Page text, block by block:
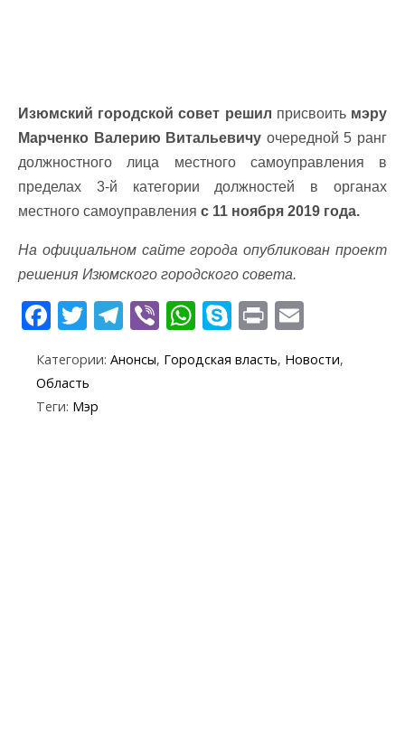
Изюмский городской совет решил присвоить мэру
Марченко Валерию Витальевичу очередной 5 ранг
должностного лица местного самоуправления в
пределах 3-й категории должностей в органах
местного самоуправления с 11 ноября 2019 года.
На официальном сайте города опубликован проект
решения Изюмского городского совета.
F
e
b
T
itt
er
T
e
Vi
er
W
at
S
y
Pr
t ai
Категории: Анонсы, Городская власть, Новости,
Область
Теги: Мэр